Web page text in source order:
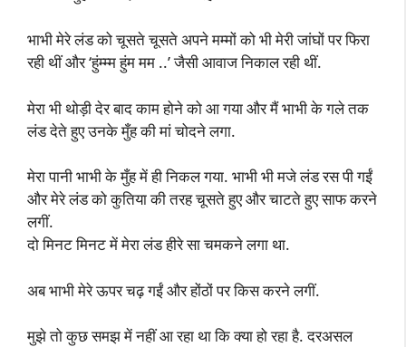
भाभी मेरे लंड को चूसते चूसते अपने मम्मों को भी मेरी जांघों पर फिरा
रही थीं और ‘हुंम्म्म हुंम मम ..’ जैसी आवाज निकाल रही थीं.
मेरा भी थोड़ी देर बाद काम होने को आ गया और मैं भाभी के गले तक
लंड देते हुए उनके मुँह की मां चोदने लगा.
मेरा पानी भाभी के मुँह में ही निकल गया. भाभी भी मजे लंड रस पी गईं
और मेरे लंड को कुतिया की तरह चूसते हुए और चाटते हुए साफ करने
लगीं.
दो मिनट मिनट में मेरा लंड हीरे सा चमकने लगा था.
अब भाभी मेरे ऊपर चढ़ गईं और होंठों पर किस करने लगीं.
मुझे तो कुछ समझ में नहीं आ रहा था कि क्या हो रहा है. दरअसल